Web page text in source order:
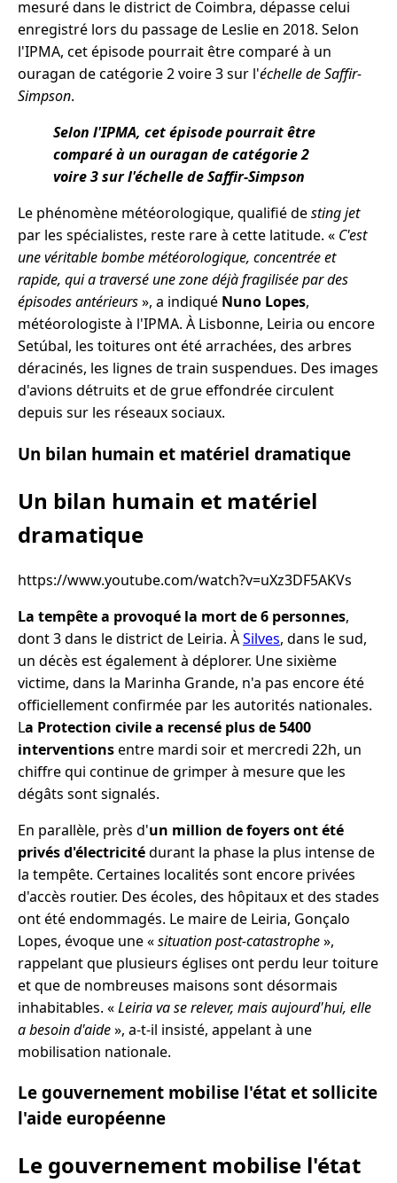
mesuré dans le district de Coimbra, dépasse celui
enregistré lors du passage de Leslie en 2018. Selon
l'IPMA, cet épisode pourrait être comparé à un
ouragan de catégorie 2 voire 3 sur l'échelle de Saffir-
Simpson.
Selon l'IPMA, cet épisode pourrait être
comparé à un ouragan de catégorie 2
voire 3 sur l'échelle de Saffir-Simpson
Le phénomène météorologique, qualifié desting jet
par les spécialistes, reste rare à cette latitude. « C'est
une véritable bombe météorologique, concentrée et
rapide, qui a traversé une zone déjà fragilisée par des
épisodes antérieurs», a indiqué Nuno Lopes,
météorologiste à l'IPMA. À Lisbonne, Leiria ou encore
Setúbal, les toitures ont été arrachées, des arbres
déracinés, les lignes de train suspendues. Des images
d'avions détruits et de grue effondrée circulent
depuis sur les réseaux sociaux.
Un bilan humain et matériel dramatique
Un bilan humain et matériel
dramatique
https://www.youtube.com/watch?v=uXz3DF5AKVs
La tempête a provoqué la mort de 6 personnes,
dont 3 dans le district de Leiria. ÀSilves, dans le sud,
un décès est également à déplorer. Une sixième
victime, dans la Marinha Grande, n'a pas encore été
officiellement confirmée par les autorités nationales.
La Protection civile a recensé plus de 5400
interventionsentre mardi soir et mercredi 22h, un
chiffre qui continue de grimper à mesure que les
dégâts sont signalés.
En parallèle, près d'un million de foyers ont été
privés d'électricitédurant la phase la plus intense de
la tempête. Certaines localités sont encore privées
d'accès routier. Des écoles, des hôpitaux et des stades
ont été endommagés. Le maire de Leiria, Gonçalo
Lopes, évoque une «situation post-catastrophe»,
rappelant que plusieurs églises ont perdu leur toiture
et que de nombreuses maisons sont désormais
inhabitables. «Leiria va se relever, mais aujourd'hui, elle
a besoin d'aide», a-t-il insisté, appelant à une
mobilisation nationale.
Le gouvernement mobilise l'état et sollicite
l'aide européenne
Le gouvernement mobilise l'état